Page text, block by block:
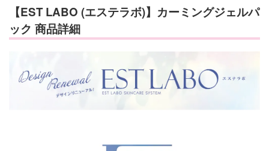
【EST LABO (エステラボ)】カーミングジェルパ
ック 商品詳細